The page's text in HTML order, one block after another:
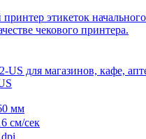
этикеток
чекового принтера.
мм
см/сек